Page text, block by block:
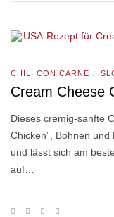
CHILI CON CARNE /
Cream Cheese
Dieses cremig-sanfte
Chicken”, Bohnen
und lässt sich am
auf…